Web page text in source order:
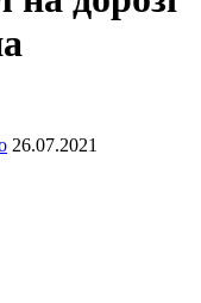
26.07.2021